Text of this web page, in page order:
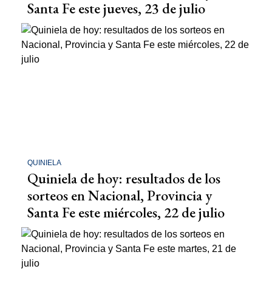
Santa Fe este jueves, 23 de julio
QUINIELA
Quiniela de hoy: resultados de los
sorteos en Nacional, Provincia y
Santa Fe este miércoles, 22 de julio